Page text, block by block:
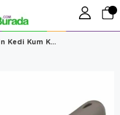
Trixie Kedi Tuvaleti İçin Kedi Kum Küreği Small